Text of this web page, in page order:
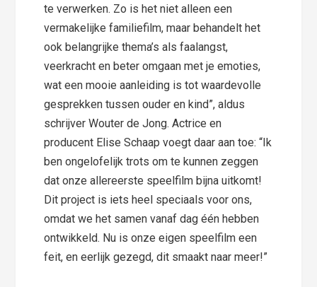
te verwerken. Zo is het niet alleen een
vermakelijke familiefilm, maar behandelt het
ook belangrijke thema’s als faalangst,
veerkracht en beter omgaan met je emoties,
wat een mooie aanleiding is tot waardevolle
gesprekken tussen ouder en kind”, aldus
schrijver Wouter de Jong. Actrice en
producent Elise Schaap voegt daar aan toe: “Ik
ben ongelofelijk trots om te kunnen zeggen
dat onze allereerste speelfilm bijna uitkomt!
Dit project is iets heel speciaals voor ons,
omdat we het samen vanaf dag één hebben
ontwikkeld. Nu is onze eigen speelfilm een
feit, en eerlijk gezegd, dit smaakt naar meer!”